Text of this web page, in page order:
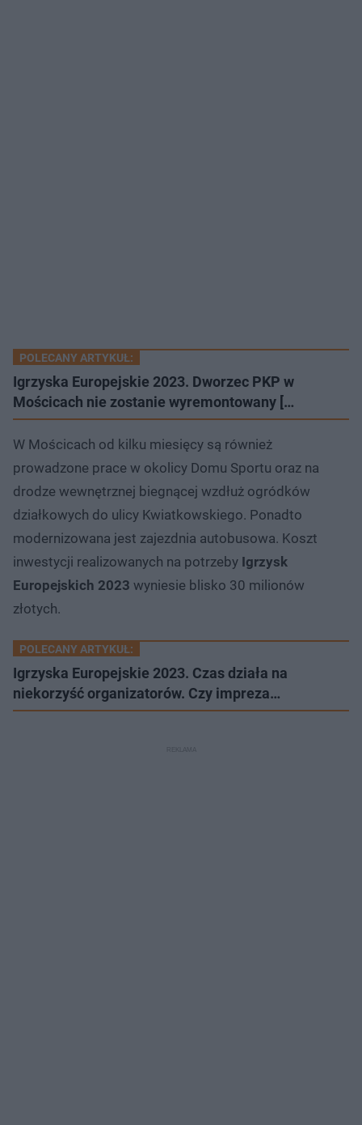
POLECANY ARTYKUŁ:
Igrzyska Europejskie 2023. Dworzec PKP w
Mościcach nie zostanie wyremontowany […
W Mościcach od kilku miesięcy są również
prowadzone prace w okolicy Domu Sportu oraz na
drodze wewnętrznej biegnącej wzdłuż ogródków
działkowych do ulicy Kwiatkowskiego. Ponadto
modernizowana jest zajezdnia autobusowa. Koszt
inwestycji realizowanych na potrzeby Igrzysk
Europejskich 2023 wyniesie blisko 30 milionów
złotych.
POLECANY ARTYKUŁ:
Igrzyska Europejskie 2023. Czas działa na
niekorzyść organizatorów. Czy impreza…